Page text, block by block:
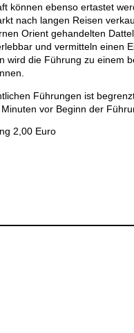
können ebenso ertastet
nach langen Reisen
Orient gehandelten
und vermitteln einen
wird die Führung zu einem
Führungen ist
vor Beginn der
2,00 Euro